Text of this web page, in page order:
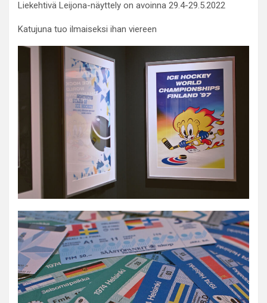
Liekehtivä Leijona-näyttely on avoinna 29.4-29.5.2022
Katujuna tuo ilmaiseksi ihan viereen